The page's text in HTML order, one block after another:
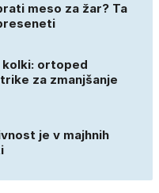
meso za žar? Ta
ortoped
za zmanjšanje
je v majhnih